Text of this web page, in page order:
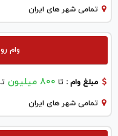
تمامی شهر های ایران
وام
مبلغ وام : تا 800 میلیون
تمامی شهر های ایران